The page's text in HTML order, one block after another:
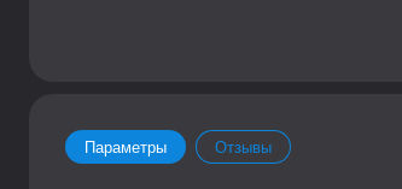
Параметры Отзывы